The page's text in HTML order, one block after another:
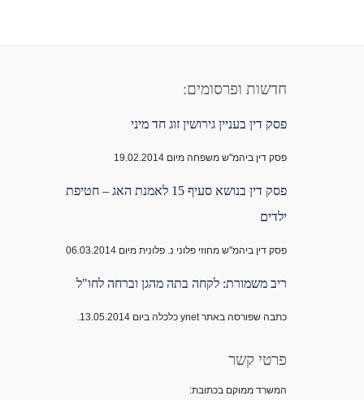
חדשות ופרסומים:
פסק דין בעניין גירושין זוג חד מיני
פסק דין ביהמ"ש משפחה מיום 19.02.2014
פסק דין בנושא סעיף 15 לאמנת האג – חטיפת
ילדים
פסק דין ביהמ"ש מחוזי פלוני נ. פלונית מיום 06.03.2014
ריב משמורת: לקחה בתה מהגן וברחה לחו"ל
כתבה שפורסה באתר ynet כלכלה ביום 13.05.2014.
פרטי קשר
המשרד ממוקם בכתובת: